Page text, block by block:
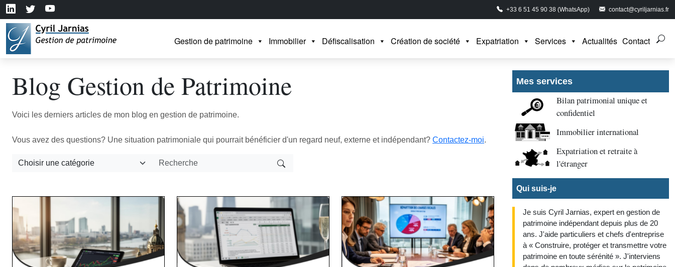
+33 6 51 45 90 38 (WhatsApp) contact@cyriljarnias.fr
Gestion de patrimoine Immobilier Défiscalisation Création de société Expatriation Services Actualités Contact
Blog Gestion de Patrimoine
Voici les derniers articles de mon blog en gestion de patrimoine.
Vous avez des questions? Une situation patrimoniale qui pourrait bénéficier d'un regard neuf, externe et indépendant? Contactez-moi.
Mes services
Bilan patrimonial unique et
confidentiel
Immobilier international
Expatriation et retraite à
l'étranger
Qui suis-je
Je suis Cyril Jarnias, expert en gestion de
patrimoine indépendant depuis plus de 20
ans. J'aide particuliers et chefs d'entreprise
à « Construire, protéger et transmettre votre
patrimoine en toute sérénité ». J'interviens